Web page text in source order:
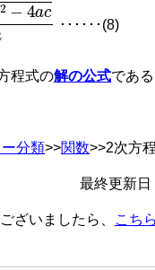
2a
･･････(8)
程式の解の公式である
分類>>関数>>2次方
最終更新日
ざいましたら、 こちら